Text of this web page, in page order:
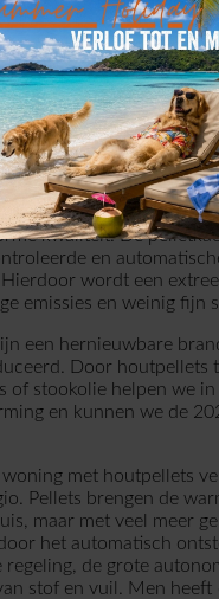
met
fijnstofconcentraties.
verkeer, de industrie
oude en vervuilende
Dit laatste zorgt vaak
hier een oplossing.
dat ze een
kwaliteit. De
en
wordt een
emissies en weinig fijn
een hernieuwbare
Door houtpellets
of stookolie helpen we
en kunnen we de
met houtpellets
Pellets brengen de
maar met veel meer
het automatisch
regeling, de grote
stof en vuil. Men